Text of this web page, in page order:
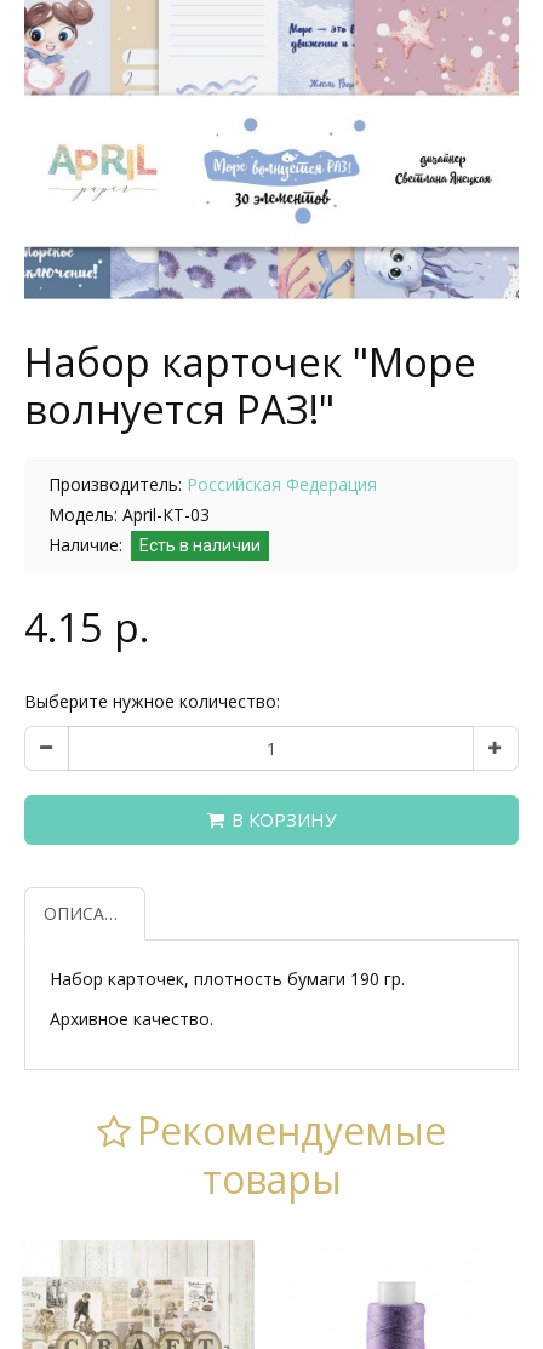
Набор карточек "Море
волнуется РАЗ!"
Производитель: Российская Федерация
Модель: April-КТ-03
Наличие:
Есть в наличии
4.15 р.
Выберите нужное количество:
В КОРЗИНУ
ОПИСАНИЕ
Набор карточек, плотность бумаги 190 гр.
Архивное качество.
Рекомендуемые
товары